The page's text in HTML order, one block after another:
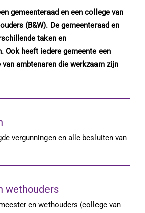
gemeenteraad en een college van
(B&W). De gemeenteraad en
taken en
Ook heeft iedere gemeente een
ambtenaren die werkzaam zijn
vergunningen en alle besluiten van
wethouders
en wethouders (college van